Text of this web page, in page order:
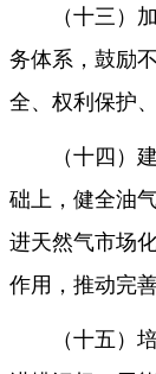
（十三）
务体系，鼓励
全、权利保护
（十四）
础上，健全油
进天然气市场
作用，推动完
（十五）